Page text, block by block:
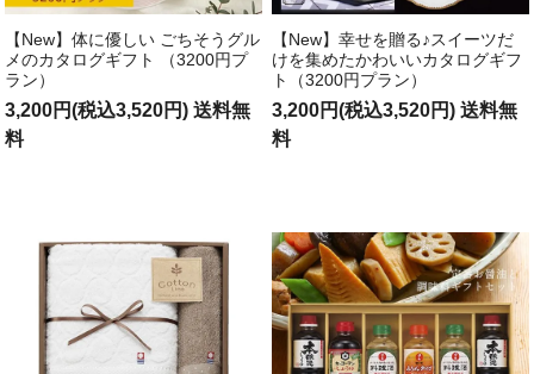
【New】体に優しい ごちそうグル
メのカタログギフト （3200円プ
ラン）
3,200円(税込3,520円) 送料無
料
【New】幸せを贈る♪スイーツだ
けを集めたかわいいカタログギフ
ト（3200円プラン）
3,200円(税込3,520円) 送料無
料